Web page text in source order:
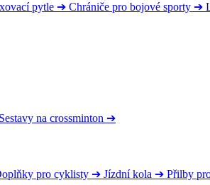
pytle ➔ Chrániče pro bojové sporty ➔
Sestavy na crossminton ➔
pro cyklisty ➔ Jízdní kola ➔ Přilby